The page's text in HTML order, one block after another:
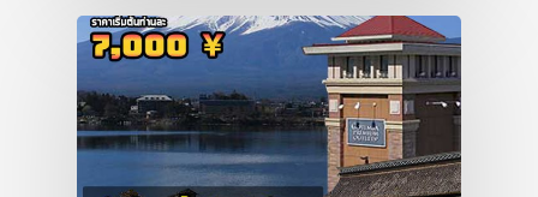
เที่ยวญี่ปุ่นด้ว
เอง
รถบัส
เดินทาง